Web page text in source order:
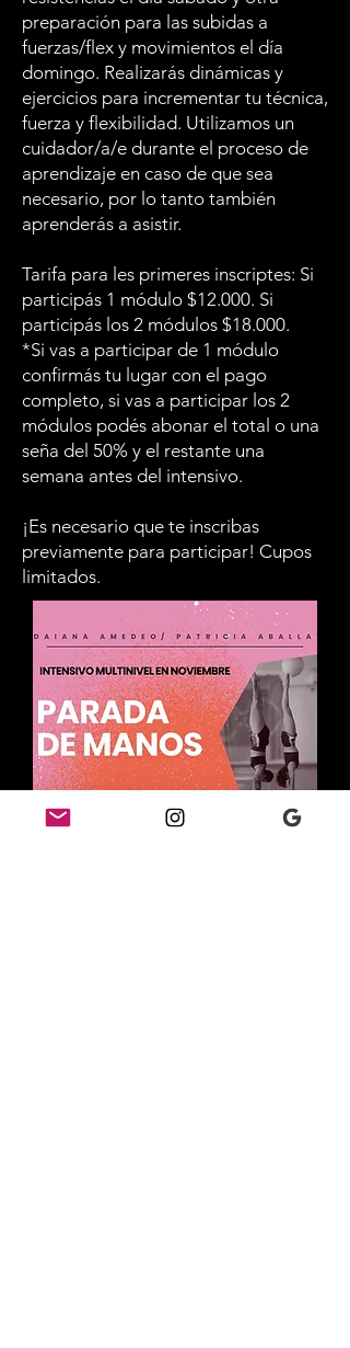
preparación para las subidas a
fuerzas/flex y movimientos el día
domingo. Realizarás dinámicas y
ejercicios para incrementar tu técnica,
fuerza y flexibilidad. Utilizamos un
cuidador/a/e durante el proceso de
aprendizaje en caso de que sea
necesario, por lo tanto también
aprenderás a asistir.
Tarifa para les primeres inscriptes: Si
participás 1 módulo $12.000. Si
participás los 2 módulos $18.000.
*Si vas a participar de 1 módulo
confirmás tu lugar con el pago
completo, si vas a participar los 2
módulos podés abonar el total o una
seña del 50% y el restante una
semana antes del intensivo.
¡Es necesario que te inscribas
previamente para participar! Cupos
limitados.